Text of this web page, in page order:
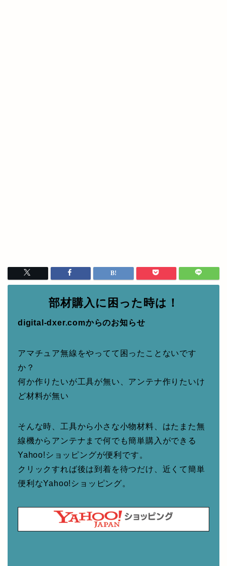
部材購入に困った時は！
digital-dxer.comからのお知らせ
アマチュア無線をやってて困ったことないです
か？
何か作りたいが工具が無い、アンテナ作りたいけ
ど材料が無い
そんな時、工具から小さな小物材料、はたまた無
線機からアンテナまで何でも簡単購入ができる
Yahoo!ショッピングが便利です。
クリックすれば後は到着を待つだけ、近くて簡単
便利なYahoo!ショッピング。